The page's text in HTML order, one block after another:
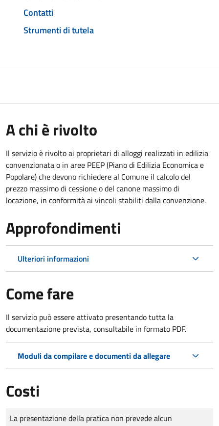
Contatti
Strumenti di tutela
A chi è rivolto
Il servizio è rivolto ai proprietari di alloggi realizzati in edilizia
convenzionata o in aree PEEP (Piano di Edilizia Economica e
Popolare) che devono richiedere al Comune il calcolo del
prezzo massimo di cessione o del canone massimo di
locazione, in conformità ai vincoli stabiliti dalla convenzione.
Approfondimenti
Ulteriori informazioni
Come fare
Il servizio può essere attivato presentando tutta la
documentazione prevista, consultabile in formato PDF.
Moduli da compilare e documenti da allegare
Costi
Tipo di pagamento
Importo
La presentazione della pratica non prevede alcun